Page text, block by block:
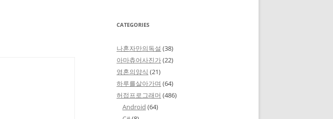
CATEGORIES
나혼자만의독설 (38)
아마츄어사진가(22)
영혼의양식 (21)
하루를살아가며 (64)
허접프로그래머 (486)
Android (64)